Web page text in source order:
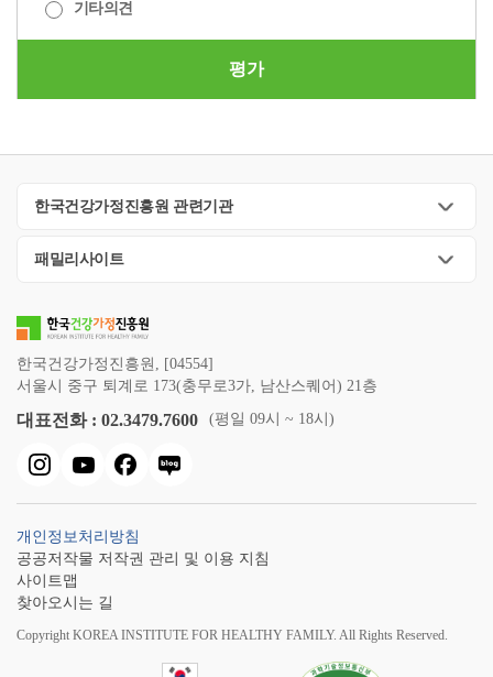
기타의견
평가
한국건강가정진흥원 관련기관
패밀리사이트
한국건강가정진흥원, [04554]
서울시 중구 퇴계로 173(충무로3가, 남산스퀘어) 21층
대표전화 : 02.3479.7600 (평일 09시 ~ 18시)
개인정보처리방침
공공저작물 저작권 관리 및 이용 지침
사이트맵
찾아오시는 길
Copyright KOREA INSTITUTE FOR HEALTHY FAMILY. All Rights Reserved.